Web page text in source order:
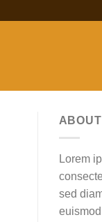
ABOUT
Lorem
sed